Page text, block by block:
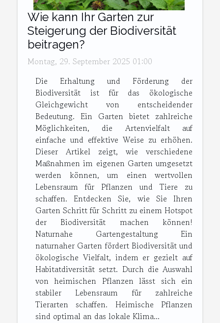
Wie kann Ihr Garten zur
Steigerung der Biodiversität
beitragen?
Montag, 29. September 2025 01:00
Die Erhaltung und Förderung der
Biodiversität ist für das ökologische
Gleichgewicht von entscheidender
Bedeutung. Ein Garten bietet zahlreiche
Möglichkeiten, die Artenvielfalt auf
einfache und effektive Weise zu erhöhen.
Dieser Artikel zeigt, wie verschiedene
Maßnahmen im eigenen Garten umgesetzt
werden können, um einen wertvollen
Lebensraum für Pflanzen und Tiere zu
schaffen. Entdecken Sie, wie Sie Ihren
Garten Schritt für Schritt zu einem Hotspot
der Biodiversität machen können!
Naturnahe Gartengestaltung Ein
naturnaher Garten fördert Biodiversität und
ökologische Vielfalt, indem er gezielt auf
Habitatdiversität setzt. Durch die Auswahl
von heimischen Pflanzen lässt sich ein
stabiler Lebensraum für zahlreiche
Tierarten schaffen. Heimische Pflanzen
sind optimal an das lokale Klima...